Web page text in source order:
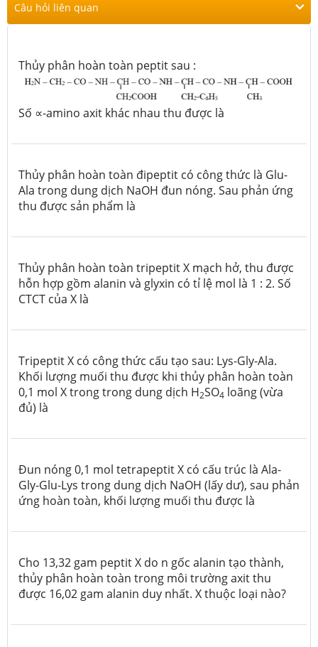
Câu hỏi liên quan
Thủy phân hoàn toàn peptit sau :
Số ∝-amino axit khác nhau thu được là
Thủy phân hoàn toàn đipeptit có công thức là Glu-
Ala trong dung dịch NaOH đun nóng. Sau phản ứng
thu được sản phẩm là
Thủy phân hoàn toàn tripeptit X mạch hở, thu được
hỗn hợp gồm alanin và glyxin có tỉ lệ mol là 1 : 2. Số
CTCT của X là
Tripeptit X có công thức cấu tạo sau: Lys-Gly-Ala.
Khối lượng muối thu được khi thủy phân hoàn toàn
0,1 mol X trong trong dung dịch H2SO4 loãng (vừa
đủ) là
Đun nóng 0,1 mol tetrapeptit X có cấu trúc là Ala-
Gly-Glu-Lys trong dung dịch NaOH (lấy dư), sau phản
ứng hoàn toàn, khối lượng muối thu được là
Cho 13,32 gam peptit X do n gốc alanin tạo thành,
thủy phân hoàn toàn trong môi trường axit thu
được 16,02 gam alanin duy nhất. X thuộc loại nào?